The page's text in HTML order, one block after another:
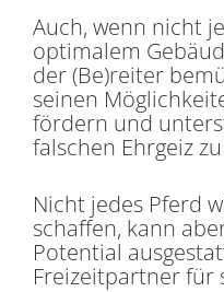
Auch, wenn nicht
optimalem
der (Be)reiter
seinen
fördern und
falschen Ehrgeiz
Nicht jedes Pferd
schaffen, kann
Potential
Freizeitpartner für